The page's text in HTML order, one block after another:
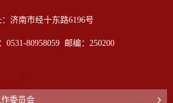
济南市经十东路6196号
0531-80958059 邮编：250200
委员会